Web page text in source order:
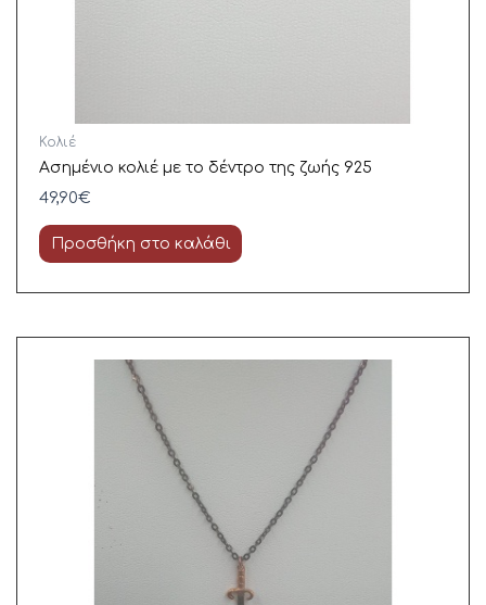
Κολιέ
Ασημένιο κολιέ με το δέντρο της ζωής 925
49,90€
Προσθήκη στο καλάθι